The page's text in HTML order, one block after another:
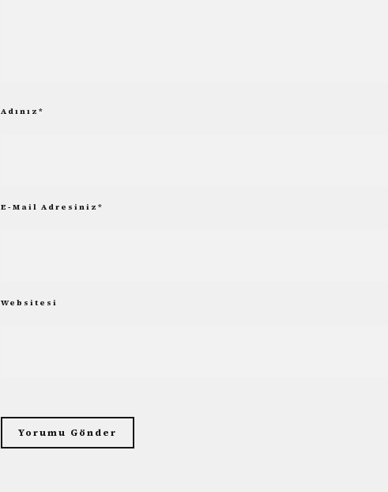
Adınız *
E-Mail Adresiniz *
Websitesi